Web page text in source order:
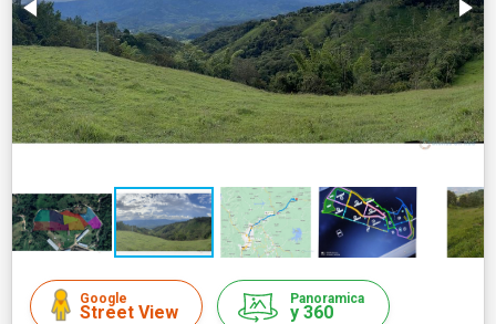
Google
Street View
Panoramica
y 360